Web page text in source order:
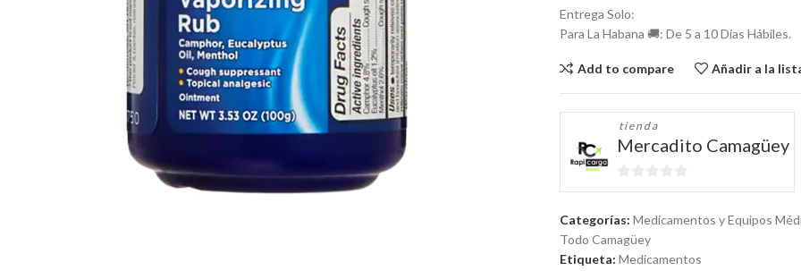
Entrega Solo:
Para La Habana 🚚: De 5 a 10 Días Hábiles.
Add to compare Añadir a la
tienda
Mercadito Camagüey
0
Categorías: Medicamentos y Equipos
Todo Camagüey
Etiqueta: Medicamentos